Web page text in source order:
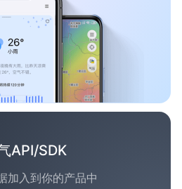
API/SDK
加入到你的产品中